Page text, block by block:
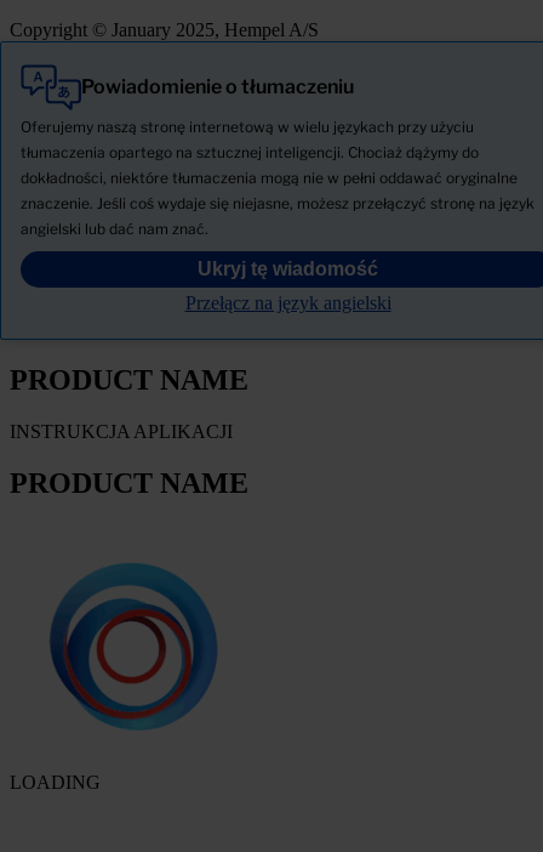
Copyright © January 2025, Hempel A/S
Powiadomienie o tłumaczeniu
Oferujemy naszą stronę internetową w wielu językach przy użyciu
tłumaczenia opartego na sztucznej inteligencji. Chociaż dążymy do
dokładności, niektóre tłumaczenia mogą nie w pełni oddawać oryginalne
znaczenie. Jeśli coś wydaje się niejasne, możesz przełączyć stronę na język
angielski lub dać nam znać.
Ukryj tę wiadomość
Przełącz na język angielski
Wszystkie
Produkty
AKTUALNOŚCI
Pobierz Kartę charakterystyki
PRODUCT NAME
FILTRY
PRODUCT NAME
INSTRUKCJA APLIKACJI
PRODUCT NAME
LOADING